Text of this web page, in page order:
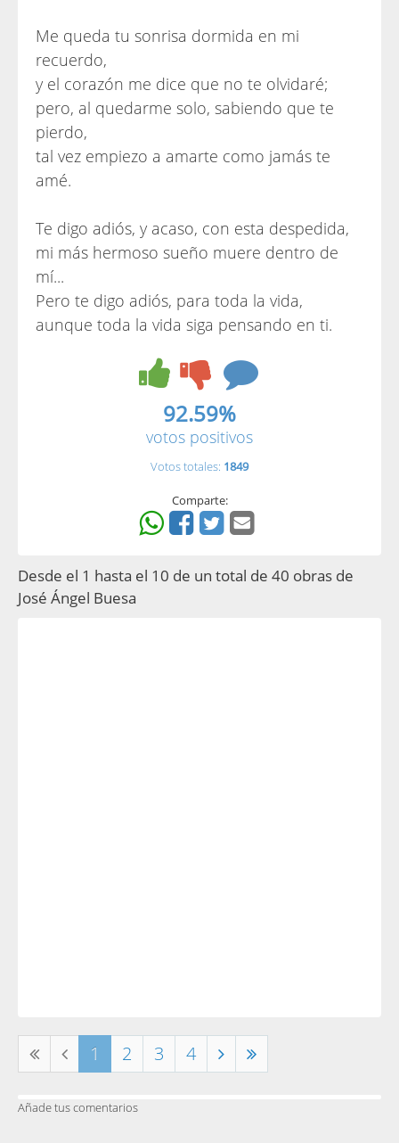
Me queda tu sonrisa dormida en mi
recuerdo,
y el corazón me dice que no te olvidaré;
pero, al quedarme solo, sabiendo que te
pierdo,
tal vez empiezo a amarte como jamás te
amé.
Te digo adiós, y acaso, con esta despedida,
mi más hermoso sueño muere dentro de
mí...
Pero te digo adiós, para toda la vida,
aunque toda la vida siga pensando en ti.
92.59%
votos positivos
Votos totales: 1849
Comparte:
Desde el 1 hasta el 10 de un total de 40 obras de
José Ángel Buesa
1 2 3 4
Añade tus comentarios